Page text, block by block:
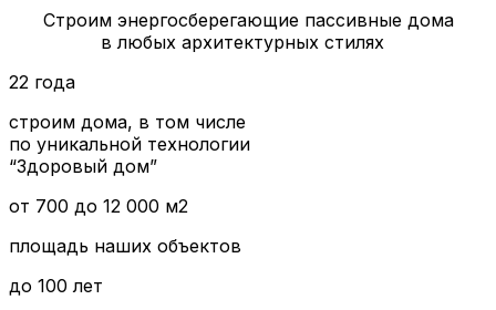
Строим энергосберегающие пассивные дома
в любых архитектурных стилях
22 года
строим дома, в том числе
по уникальной технологии
“Здоровый дом”
от 700 до 12 000 м2
площадь наших объектов
до 100 лет